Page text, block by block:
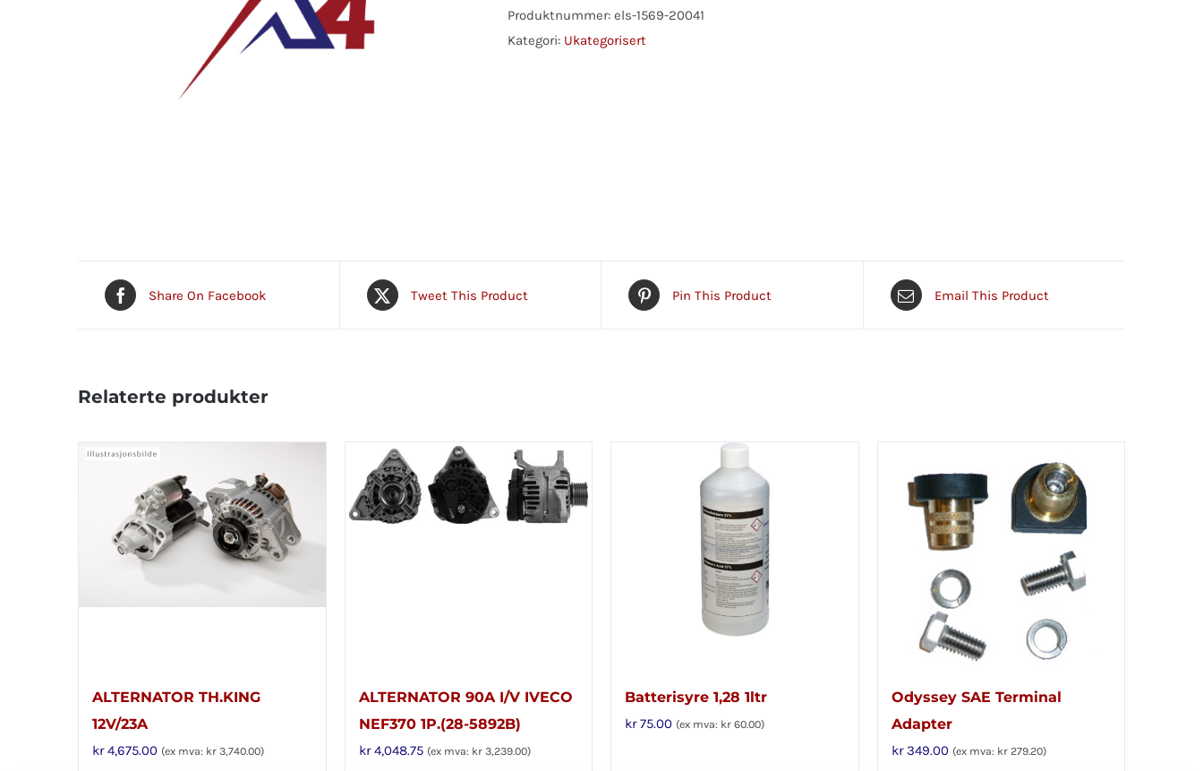
6,3MM
(10)
Produktnummer: els-1569-20041
Kategori: Ukategorisert
Share On Facebook Tweet This Product Pin This Product Email This Product
Relaterte produkter
ALTERNATOR TH.KING
12V/23A
kr4,675.00 (ex mva: kr 3,740.00)
ALTERNATOR 90A I/V IVECO
NEF370 1P.(28-5892B)
kr4,048.75 (ex mva: kr3,239.00)
Batterisyre 1,28 1ltr
kr75.00 (ex mva: kr 60.00)
Odyssey SAE Terminal
Adapter
kr349.00 (ex mva: kr279.20)